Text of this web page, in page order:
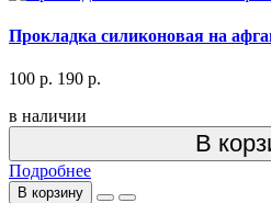
Прокладка силиконовая на
100 р. 190 р.
в наличии
В
Подробнее
В корзину